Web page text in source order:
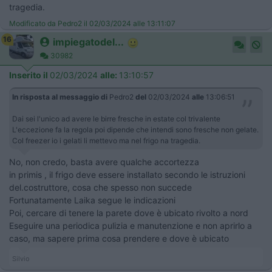
tragedia.
Modificato da Pedro2 il 02/03/2024 alle 13:11:07
16
impiegatodel...
30982
Inserito il 02/03/2024 alle: 13:10:57
In risposta al messaggio di Pedro2 del 02/03/2024 alle 13:06:51
Dai sei l'unico ad avere le birre fresche in estate col trivalente
L'eccezione fa la regola poi dipende che intendi sono fresche non gelate.
Col freezer io i gelati li mettevo ma nel frigo na tragedia.
No, non credo, basta avere qualche accortezza
in primis , il frigo deve essere installato secondo le istruzioni
del.costruttore, cosa che spesso non succede
Fortunatamente Laika segue le indicazioni
Poi, cercare di tenere la parete dove è ubicato rivolto a nord
Eseguire una periodica pulizia e manutenzione e non aprirlo a
caso, ma sapere prima cosa prendere e dove è ubicato
Silvio